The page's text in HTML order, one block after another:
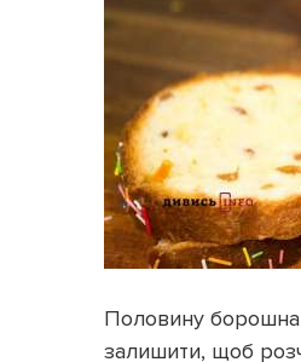
Половину борошна
залишити, щоб